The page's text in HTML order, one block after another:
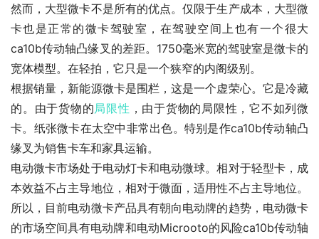
然而，大型微卡不是所有的优点。仅限于生产成本，大型微
卡也是正常的微卡驾驶室，在驾驶空间上也有一个很大
ca10b传动轴凸缘叉的差距。1750毫米宽的驾驶室是微卡的
宽体模型。在轻拍，它只是一个狭窄的内阁级别。
根据销量，新能源微卡是围栏，这是一个虚荣心。它是冷藏
的。由于货物的局限性 ，由于货物的局限性，它不如列微
卡。纸张微卡在太空中非常出色。特别是作ca10b传动轴凸
缘叉为销售卡车和家具运输。
电动微卡市场处于电动灯卡和电动微球。相对于轻型卡，成
本效益不占主导地位，相对于微面，适用性不占主导地位。
所以，目前电动微卡产品具有朝向电动牌的趋势，电动微卡
的市场空间具有电动牌和电动Microoto的风险ca10b传动轴